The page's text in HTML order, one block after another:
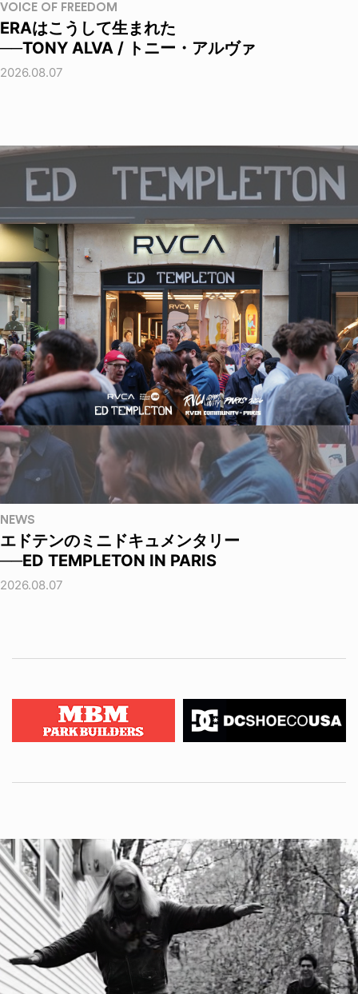
VOICE OF FREEDOM
ERAはこうして生まれた
──TONY ALVA / トニー・アルヴァ
2026.08.07
NEWS
エドテンのミニドキュメンタリー
──ED TEMPLETON IN PARIS
2026.08.07